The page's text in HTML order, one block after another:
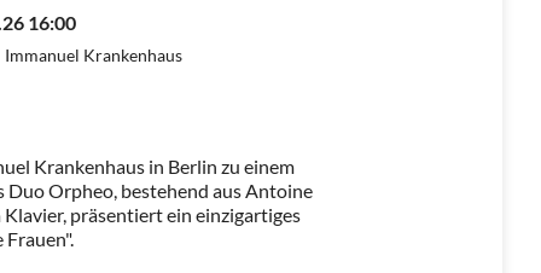
16:00
Krankenhaus
Krankenhaus in Berlin zu einem
Orpheo, bestehend aus Antoine
Klavier, präsentiert ein einzigartiges